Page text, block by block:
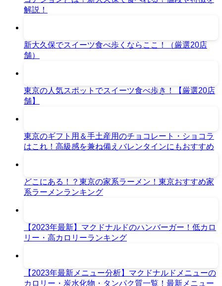
解説！
新大久保でスイーツ食べ歩くならここ！（厳選20店
舗）
東京の人気スポットでスイーツ食べ歩き！【厳選20店
舗】
東京のギフト用＆手土産用のチョコレート・ショコラ
はこれ！高級感を兼ね備えバレンタインにもおすすめ
どこにある！？東京の家系ラーメン！東京おすすめ家
系ラーメンランキング
【2023年最新】マクドナルドのハンバーガー！低カロ
リー・高カロリーランキング
【2023年最新メニュー分析】マクドナルドメニューの
カロリー・炭水化物・タンパク質一覧！最新メニュー